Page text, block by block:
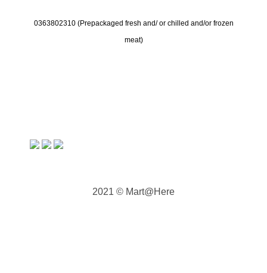
0363802310 (Prepackaged fresh and/ or chilled and/or frozen
meat)
2021 © Mart@Here